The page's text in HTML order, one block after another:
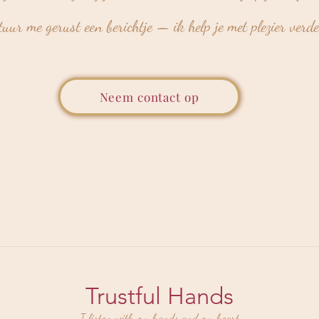
me gerust een berichtje — ik help je met plezier
Neem contact op
Trustful Hands